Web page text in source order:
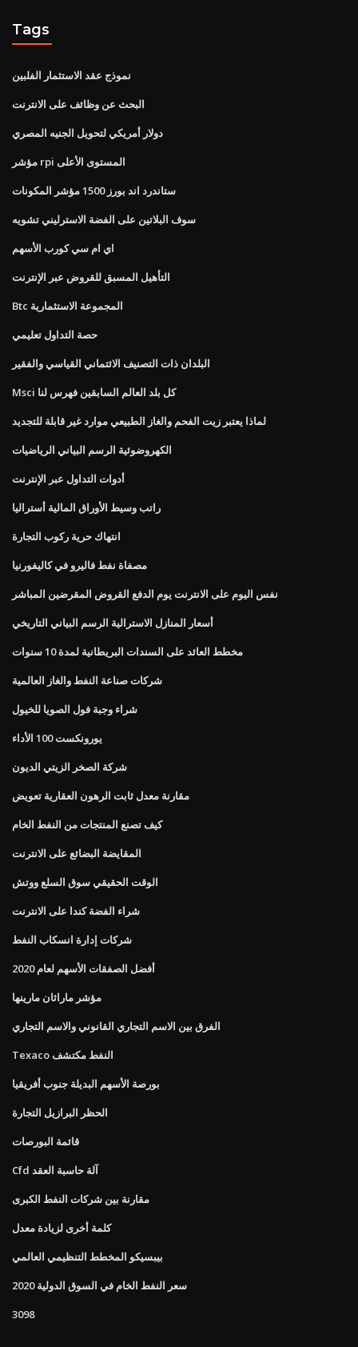
Tags
نموذج عقد الاستثمار الفلبين
البحث عن وظائف على الانترنت
دولار أمريكي لتحويل الجنيه المصري
مؤشر rpi المستوى الأعلى
ستاندرد اند بورز 1500 مؤشر المكونات
سوف البلاتين على الفضة الاسترليني تشويه
اي ام سي كورب الأسهم
التأهيل المسبق للقروض عبر الإنترنت
Btc المجموعة الاستثمارية
حصة التداول تعليمي
البلدان ذات التصنيف الائتماني القياسي والفقير
Msci كل بلد العالم السابقين فهرس لنا
لماذا يعتبر زيت الفحم والغاز الطبيعي موارد غير قابلة للتجديد
الكهروضوئية الرسم البياني الرياضيات
أدوات التداول عبر الإنترنت
راتب وسيط الأوراق المالية أستراليا
انتهاك حرية ركوب التجارة
مصفاة نفط فاليرو في كاليفورنيا
نفس اليوم على الانترنت يوم الدفع القروض المقرضين المباشر
أسعار المنازل الاسترالية الرسم البياني التاريخي
مخطط العائد على السندات البريطانية لمدة 10 سنوات
شركات صناعة النفط والغاز العالمية
شراء وجبة فول الصويا للخيول
يورونكست 100 الأداء
شركة الصخر الزيتي الديون
مقارنة معدل ثابت الرهون العقارية تعويض
كيف تصنع المنتجات من النفط الخام
المقايضة البضائع على الانترنت
الوقت الحقيقي سوق السلع ووتش
شراء الفضة كندا على الانترنت
شركات إدارة انسكاب النفط
أفضل الصفقات الأسهم لعام 2020
مؤشر ماراثان مارينها
الفرق بين الاسم التجاري القانوني والاسم التجاري
Texaco النفط مكتشف
بورصة الأسهم البديلة جنوب أفريقيا
الحظر البرازيل التجارة
قائمة البورصات
Cfd آلة حاسبة العقد
مقارنة بين شركات النفط الكبرى
كلمة أخرى لزيادة معدل
بيبسيكو المخطط التنظيمي العالمي
سعر النفط الخام في السوق الدولية 2020
3098